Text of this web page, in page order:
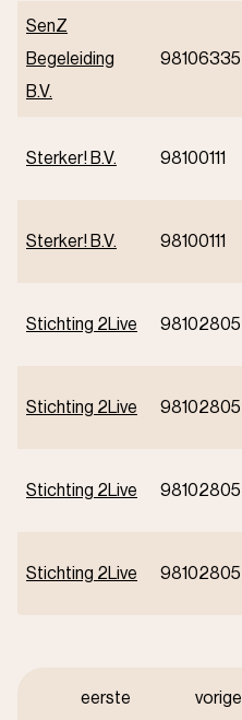
SenZ
Begeleiding
B.V.
98106335
Sterker! B.V. 98100111
Sterker! B.V. 98100111
Stichting 2Live 98102805
Stichting 2Live 98102805
Stichting 2Live 98102805
Stichting 2Live 98102805
Eerste
eerste
Vorige
vorige